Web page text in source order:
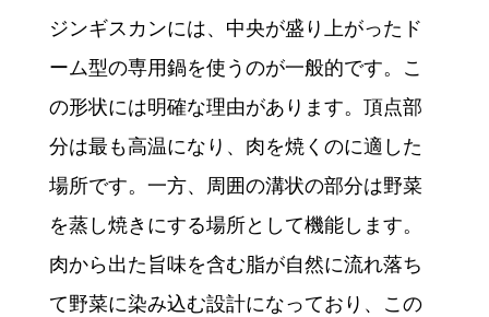
ジンギスカンには、中央が盛り上がったド
ーム型の専用鍋を使うのが一般的です。こ
の形状には明確な理由があります。頂点部
分は最も高温になり、肉を焼くのに適した
場所です。一方、周囲の溝状の部分は野菜
を蒸し焼きにする場所として機能します。
肉から出た旨味を含む脂が自然に流れ落ち
て野菜に染み込む設計になっており、この